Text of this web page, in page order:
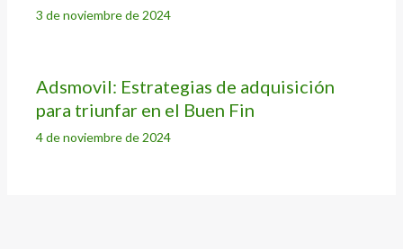
3 de noviembre de 2024
Adsmovil: Estrategias de adquisición
para triunfar en el Buen Fin
4 de noviembre de 2024